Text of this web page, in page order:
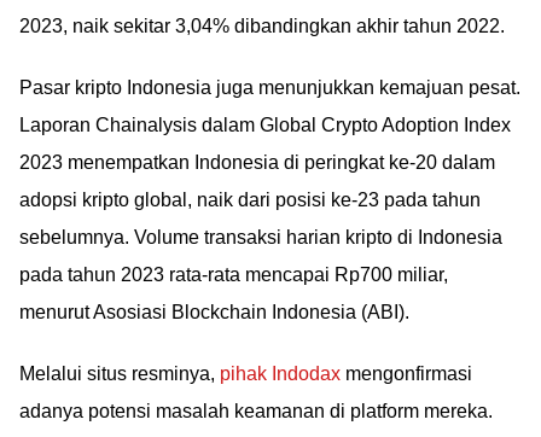
2023, naik sekitar 3,04% dibandingkan akhir tahun 2022.
Pasar kripto Indonesia juga menunjukkan kemajuan pesat.
Laporan Chainalysis dalam Global Crypto Adoption Index
2023 menempatkan Indonesia di peringkat ke-20 dalam
adopsi kripto global, naik dari posisi ke-23 pada tahun
sebelumnya. Volume transaksi harian kripto di Indonesia
pada tahun 2023 rata-rata mencapai Rp700 miliar,
menurut Asosiasi Blockchain Indonesia (ABI).
Melalui situs resminya, pihak Indodax mengonfirmasi
adanya potensi masalah keamanan di platform mereka.